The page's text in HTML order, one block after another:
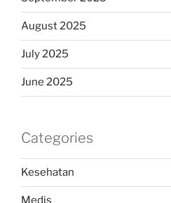
August 2025
July 2025
June 2025
Categories
Kesehatan
Medis